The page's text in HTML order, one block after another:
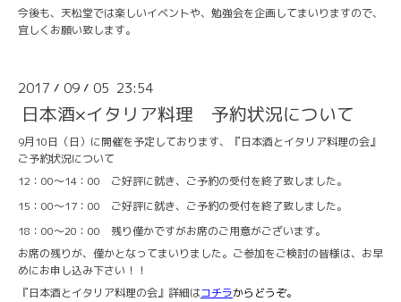
今後も、天松堂では楽しいイベントや、勉強会を企画してまいりますので、
宜しくお願い致します。
2017 / 09 / 05 23:54
日本酒×イタリア料理 予約状況について
9月10日（日）に開催を予定しております、『日本酒とイタリア料理の会』
ご予約状況について
12：00～14：00 ご好評に就き、ご予約の受付を終了致しました。
15：00～17：00 ご好評に就き、ご予約の受付を終了致しました。
18：00～20：00 残り僅かですがお席のご用意がございます。
お席の残りが、僅かとなってまいりました。ご参加をご検討の皆様は、お早
めにお申し込み下さい！！
『日本酒とイタリア料理の会』詳細はコチラからどうぞ。